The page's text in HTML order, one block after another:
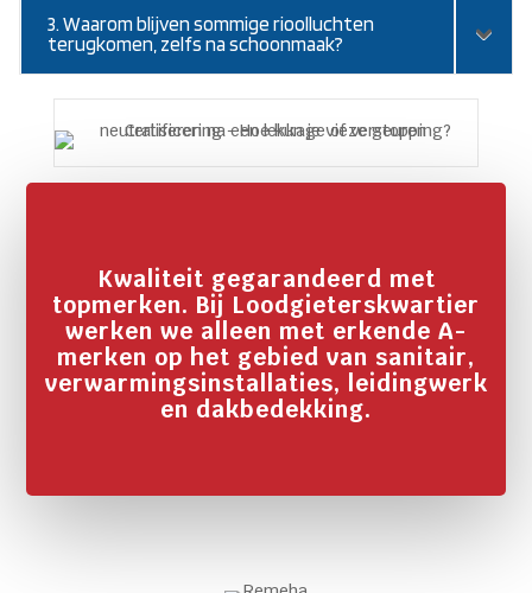
3. Waarom blijven sommige rioolluchten
terugkomen, zelfs na schoonmaak?
Kwaliteit gegarandeerd met
topmerken. Bij Loodgieterskwartier
werken we alleen met erkende A-
merken op het gebied van sanitair,
verwarmingsinstallaties, leidingwerk
en dakbedekking.